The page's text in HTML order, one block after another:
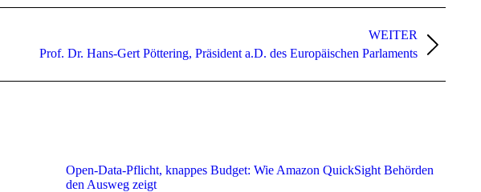
WEITER
Prof. Dr. Hans-Gert Pöttering, Präsident a.D. des Europäischen Parlaments
Open-Data-Pflicht, knappes Budget: Wie Amazon QuickSight Behörden
den Ausweg zeigt